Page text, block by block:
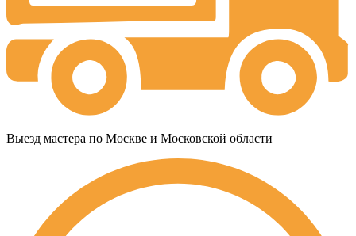
Выезд мастера по Москве и Московской области